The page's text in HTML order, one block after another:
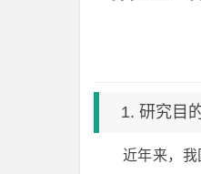
1. 研究目
近年来，